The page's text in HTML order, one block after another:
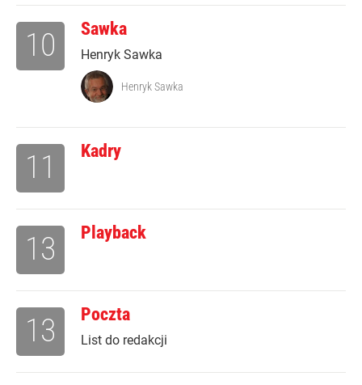
Sawka
Henryk Sawka
10
Henryk Sawka
Kadry
11
Playback
13
Poczta
List do redakcji
13